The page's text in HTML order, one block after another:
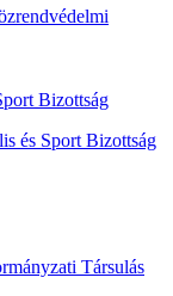
Bizottság
és Sport Bizottság
Társulás